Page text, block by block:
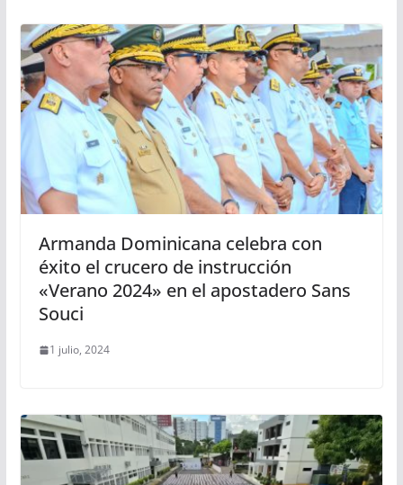
Armanda Dominicana celebra con
éxito el crucero de instrucción
«Verano 2024» en el apostadero Sans
Souci
1 julio, 2024